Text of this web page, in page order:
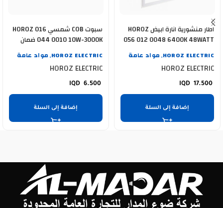
اطار منشورية انارة ابيض HOROZ
056 012 0048 6400K 48WATT
HOROZ ELECTRIC
, مواد عامة
HOROZ ELECTRIC
17.500
إضافة إلى السلة
سبوت COB شمسي HOROZ 016
044 0010 10W-3000K ضمان
HOROZ ELECTRIC
, مواد عامة
HOROZ ELECTRIC
6.500
إضافة إلى السلة